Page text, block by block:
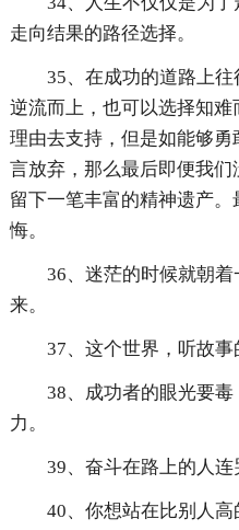
走向结果的路径选择。
35、在成功的道路上
逆流而上，也可以选择知
理由去支持，但是如能够
言放弃，那么最后即便我
留下一笔丰富的精神遗产
悔。
36、迷茫的时候就朝
来。
37、这个世界，听故事
38、成功者的眼光要
力。
39、奋斗在路上的人连
40、你想站在比别人